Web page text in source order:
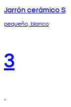
Jarrón cerámico S
pequeño, blanco
3